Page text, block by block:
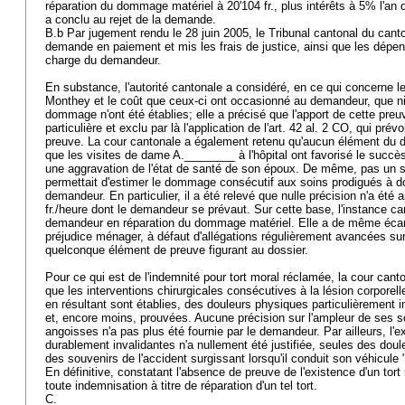
réparation du dommage matériel à 20'104 fr., plus intérêts à 5% l'an
a conclu au rejet de la demande.
B.b Par jugement rendu le 28 juin 2005, le Tribunal cantonal du
demande en paiement et mis les frais de justice, ainsi que les
charge du demandeur.
En substance, l'autorité cantonale a considéré, en ce qui concerne
Monthey et le coût que ceux-ci ont occasionné au demandeur, que
dommage n'ont été établies; elle a précisé que l'apport de cette
particulière et exclu par là l'application de l'art. 42 al. 2 CO, qui
preuve. La cour cantonale a également retenu qu'aucun élément du
que les visites de dame A.________ à l'hôpital ont favorisé le
une aggravation de l'état de santé de son époux. De même, pas un
permettait d'estimer le dommage consécutif aux soins prodigués à
demandeur. En particulier, il a été relevé que nulle précision n'a été
fr./heure dont le demandeur se prévaut. Sur cette base, l'instance
demandeur en réparation du dommage matériel. Elle a de même
préjudice ménager, à défaut d'allégations régulièrement avancées
quelconque élément de preuve figurant au dossier.
Pour ce qui est de l'indemnité pour tort moral réclamée, la cour
que les interventions chirurgicales consécutives à la lésion
en résultant sont établies, des douleurs physiques particulièrement
et, encore moins, prouvées. Aucune précision sur l'ampleur de ses
angoisses n'a pas plus été fournie par le demandeur. Par ailleurs,
durablement invalidantes n'a nullement été justifiée, seules des
des souvenirs de l'accident surgissant lorsqu'il conduit son
En définitive, constatant l'absence de preuve de l'existence d'un
toute indemnisation à titre de réparation d'un tel tort.
C.